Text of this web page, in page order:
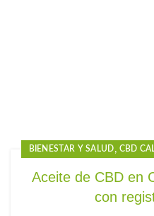
BIENESTAR Y SALUD, CBD
CBD PALMIRA,CBD
GOTAS CBD PARA
Aceite de CBD en
con